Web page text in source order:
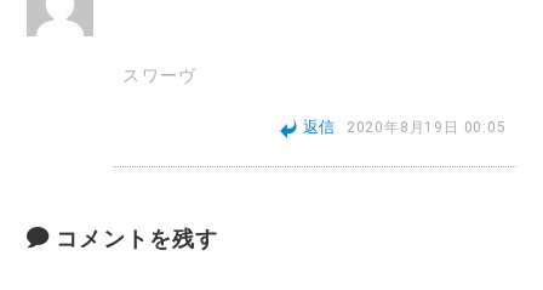
スワーヴ
返信 2020年8月19日 00:05
コメントを残す